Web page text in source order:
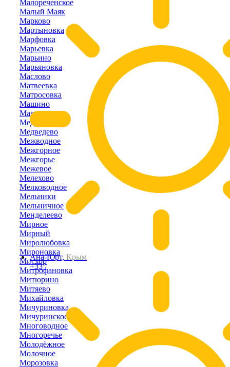
Ана-Юрт, Крым
+33°
Малореченское
Малый Маяк
Марково
Мартыновка
Марфовка
Марьевка
Марьино
Марьяновка
Маслово
Матвеевка
Матросовка
Машино
Маяк
Медведевка
Медведево
Межводное
Межгорное
Межгорье
Межевое
Мелехово
Мелководное
Мельники
Мельничное
Менделеево
Мирное
Мирный
Миролюбовка
Мироновка
Мисхор
Митрофановка
Митюрино
Митяево
Михайловка
Мичуриновка
Мичуринское
Многоводное
Многоречье
Молодёжное
Молочное
Морозовка